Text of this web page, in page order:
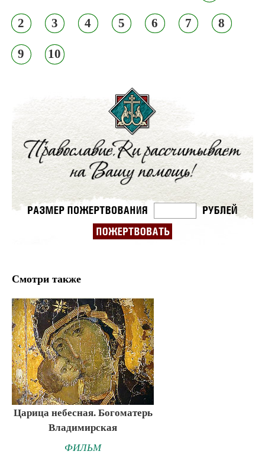
2 3 4 5 6 7 8
9 10
Смотри также
Царица небесная. Богоматерь
Владимирская
ФИЛЬМ